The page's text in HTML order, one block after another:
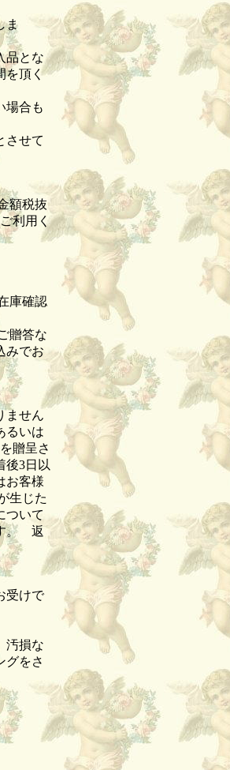
ま
品とな
を頂く
場合も
させて
額税抜
利用く
庫確認
贈答な
みでお
ません
るいは
贈呈さ
後3日以
お客様
生じた
ついて
。 返
受けで
汚損な
グをさ